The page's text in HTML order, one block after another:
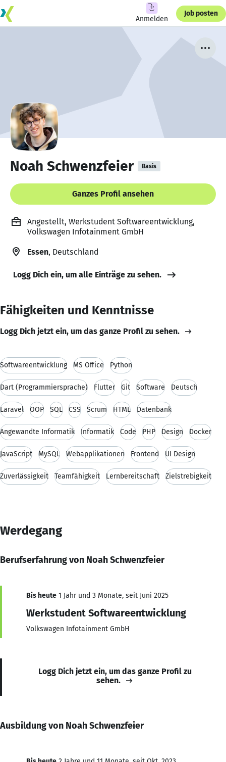
Anmelden
Job posten
Noah Schwenzfeier Basis
Ganzes Profil ansehen
Angestellt, Werkstudent Softwareentwicklung,
Volkswagen Infotainment GmbH
Essen, Deutschland
Logg Dich ein, um alle Einträge zu sehen.
Fähigkeiten und Kenntnisse
Logg Dich jetzt ein, um das ganze Profil zu sehen.
Softwareentwicklung MS Office Python
Dart (Programmiersprache) Flutter Git Software Deutsch
Laravel OOP SQL CSS Scrum HTML Datenbank
Angewandte Informatik Informatik Code PHP Design Docker
JavaScript MySQL Webapplikationen Frontend UI Design
Zuverlässigkeit Teamfähigkeit Lernbereitschaft Zielstrebigkeit
Werdegang
Berufserfahrung von Noah Schwenzfeier
Bis heute 1 Jahr und 3 Monate, seit Juni 2025
Werkstudent Softwareentwicklung
Volkswagen Infotainment GmbH
Logg Dich jetzt ein, um das ganze Profil zu
sehen.
Ausbildung von Noah Schwenzfeier